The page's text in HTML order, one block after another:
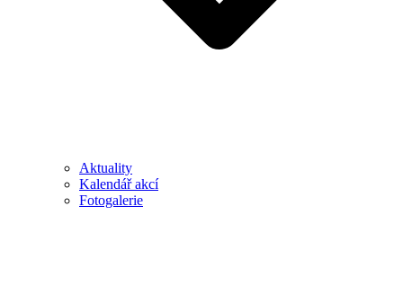
Aktuality
Kalendář akcí
Fotogalerie